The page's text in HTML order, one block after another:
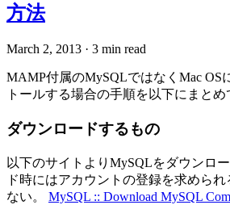
方法
March 2, 2013 · 3 min read
MAMP付属のMySQLではなくMac OS
トールする場合の手順を以下にまとめ
ダウンロードするもの
以下のサイトよりMySQLをダウンロ
ド時にはアカウントの登録を求めら
ない。 MySQL :: Download MySQL